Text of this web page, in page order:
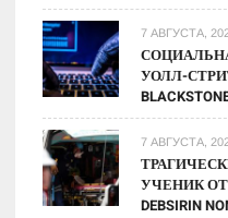
7 АВГУСТА,
УОЛЛ-
7 АВГУСТА,
УЧЕНИК
DEBSIRIN